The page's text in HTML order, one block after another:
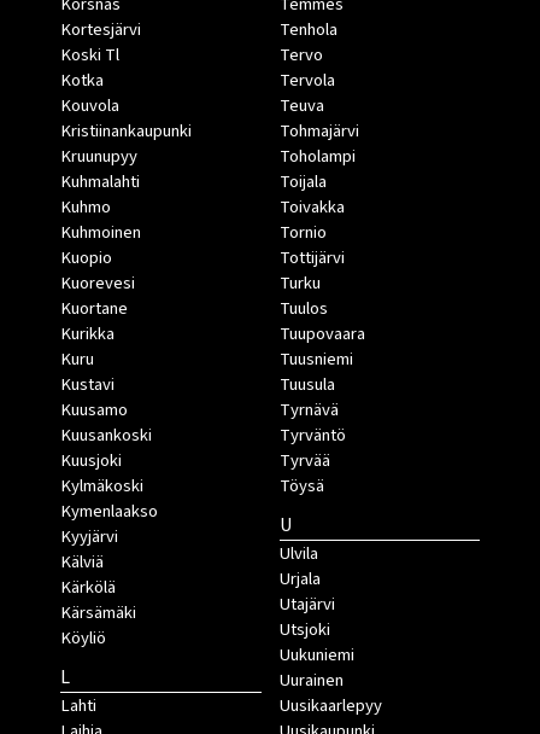
Kortesjärvi
Koski Tl
Kotka
Kouvola
Kristiinankaupunki
Kruunupyy
Kuhmalahti
Kuhmo
Kuhmoinen
Kuopio
Kuorevesi
Kuortane
Kurikka
Kuru
Kustavi
Kuusamo
Kuusankoski
Kuusjoki
Kylmäkoski
Kymenlaakso
Kyyjärvi
Kälviä
Kärkölä
Kärsämäki
Köyliö
L
Lahti
Tenhola
Tervo
Tervola
Teuva
Tohmajärvi
Toholampi
Toijala
Toivakka
Tornio
Tottijärvi
Turku
Tuulos
Tuupovaara
Tuusniemi
Tuusula
Tyrnävä
Tyrväntö
Tyrvää
Töysä
U
Ulvila
Urjala
Utajärvi
Utsjoki
Uukuniemi
Uurainen
Uusikaarlepyy